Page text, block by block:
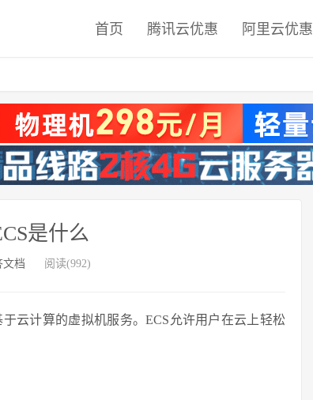
首页 腾讯云优惠 阿里云优惠
是什么
文档 阅读(992)
云计算的虚拟机服务。ECS允许用户在云上轻松